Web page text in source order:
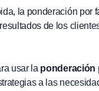
la ponderación por
de los
usar la ponderación
a las